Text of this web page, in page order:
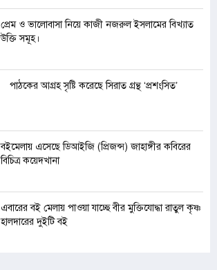
প্রেম ও ভালোবাসা নিয়ে কাজী নজরুল ইসলামের বিখ্যাত
উক্তি সমূহ।
পাঠকের আগ্রহ সৃষ্টি করেছে সিরাত গ্রন্থ ‘প্রশংসিত’
বইমেলায় এসেছে ডিআইজি (প্রিজন্স) জাহাঙ্গীর কবিরের
বিচিত্র কয়েদখানা
এবারের বই মেলায় পাওয়া যাচ্ছে বীর মুক্তিযোদ্ধা রাতুল কৃষ্ণ
হালদারের দুইটি বই